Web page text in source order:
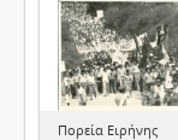
Πορεία Ειρήνης